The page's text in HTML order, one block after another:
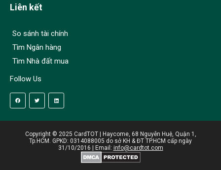
Liên kết
So sánh tài chính
Tìm Ngân hàng
Tìm Nhà đất mua
Follow Us
Copyright © 2025 CardTOT | Haycome, 68 Nguyễn Huệ, Quận 1,
Tp.HCM. GPKD: 0314088005 do sở KH & ĐT TP.HCM cấp ngày
31/10/2016 | Email: info@cardtot.com